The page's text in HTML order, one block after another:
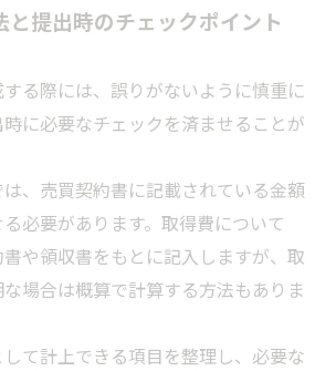
と提出時のチェックポイント
る際には、誤りがないように慎重に
に必要なチェックを済ませることが
、売買契約書に記載されている金額
必要があります。取得費について
や領収書をもとに記入しますが、取
場合は概算で計算する方法もありま
て計上できる項目を整理し、必要な